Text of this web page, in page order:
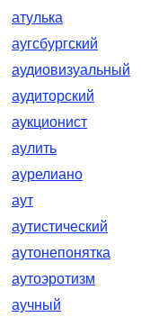
атулька
аугсбургский
аудиовизуальный
аудиторский
аукционист
аулить
аурелиано
аут
аутистический
аутонепонятка
аутоэротизм
аучный